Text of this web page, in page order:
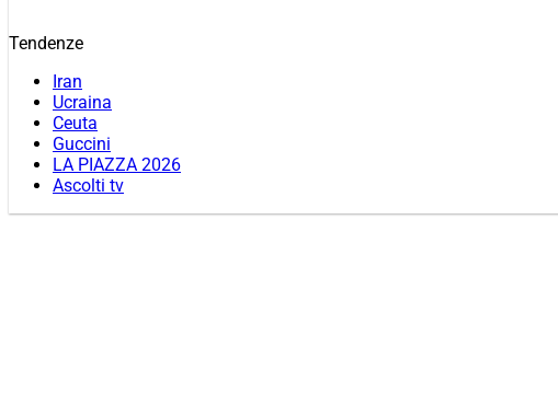
Tendenze
Iran
Ucraina
Ceuta
Guccini
LA PIAZZA 2026
Ascolti tv